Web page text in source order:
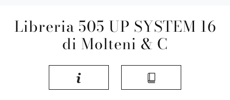
Libreria 505 UP SYSTEM 16
di Molteni & C